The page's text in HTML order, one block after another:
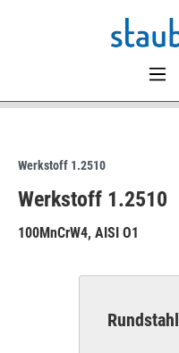
Werkstoff 1.2510
Werkstoff 1.2510
100MnCrW4, AISI O1
Rundstahl - geschliffen ISO h8